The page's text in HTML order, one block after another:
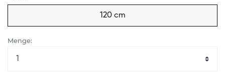
120 cm
Menge: